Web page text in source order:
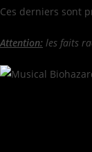
Ces derniers sont
Attention: les faits